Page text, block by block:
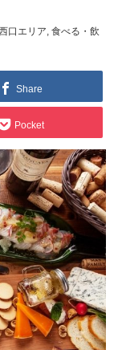
口エリア, 食べる・飲
Share
Pocket